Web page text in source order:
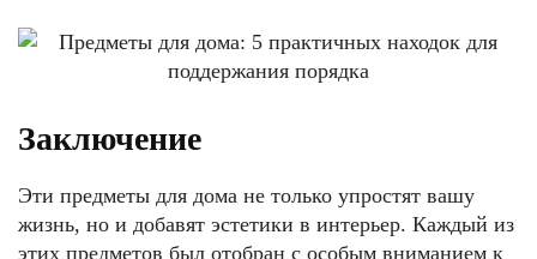
Заключение
Эти предметы для дома не только упростят вашу
жизнь, но и добавят эстетики в интерьер. Каждый из
этих предметов был отобран с особым вниманием к